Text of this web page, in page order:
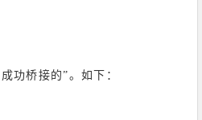
功桥接的”。如下：